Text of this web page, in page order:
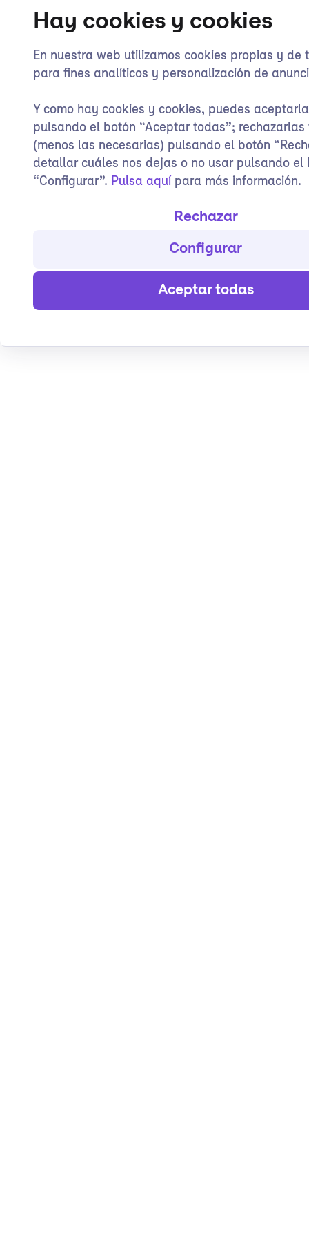
Hay cookies y cookies
En nuestra web utilizamos cookies propias y de
para fines analíticos y personalización de
Y como hay cookies y cookies, puedes
pulsando el botón “Aceptar todas”; rechazarlas
(menos las necesarias) pulsando el botón
detallar cuáles nos dejas o no usar pulsando el
“Configurar”. Pulsa aquí para más información.
Rechazar
Configurar
Aceptar todas